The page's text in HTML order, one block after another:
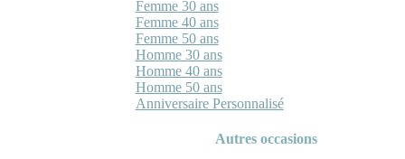
Femme 30 ans
Femme 40 ans
Femme 50 ans
Homme 30 ans
Homme 40 ans
Homme 50 ans
Anniversaire Personnalisé
Autres occasions